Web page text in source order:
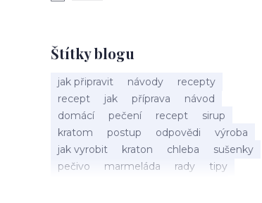
Štítky blogu
jak připravit návody
recepty
recept
jak příprava
návod
domácí
pečení recept
sirup
kratom
postup odpovědi
výroba
jak vyrobit
kraton chleba
sušenky
pečivo
marmeláda rady
tipy